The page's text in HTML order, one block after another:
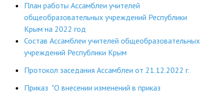
Готовимся к новому учебному году 2026-2027
ДПО
План работы Ассамблеи учителей
общеобразовательных учреждений Республики
Крым на 2022 год
Состав Ассамблеи учителей общеобразовательных
учреждений Республики Крым
Протокол заседания Ассамблеи от 21.12.2022 г.
Приказ "О внесении изменений в приказ